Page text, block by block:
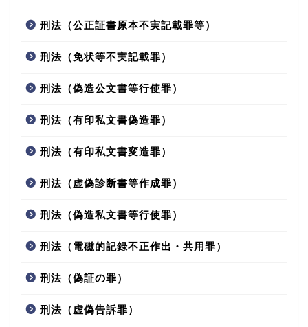
刑法（公正証書原本不実記載罪等）
刑法（免状等不実記載罪）
刑法（偽造公文書等行使罪）
刑法（有印私文書偽造罪）
刑法（有印私文書変造罪）
刑法（虚偽診断書等作成罪）
刑法（偽造私文書等行使罪）
刑法（電磁的記録不正作出・共用罪）
刑法（偽証の罪）
刑法（虚偽告訴罪）